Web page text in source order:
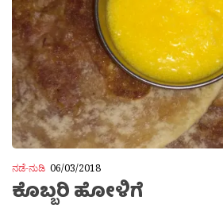
ನಡೆ-ನುಡಿ 06/03/2018
ಕೊಬ್ಬರಿ ಹೋಳಿಗೆ